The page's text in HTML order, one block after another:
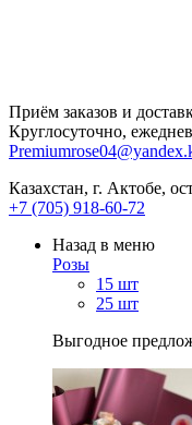
Приём заказов и
Круглосуточно,
Казахстан, г. Актобе,
+7 (705) 918-60-72
Назад в меню
Розы
15 шт
25 шт
Выгодное